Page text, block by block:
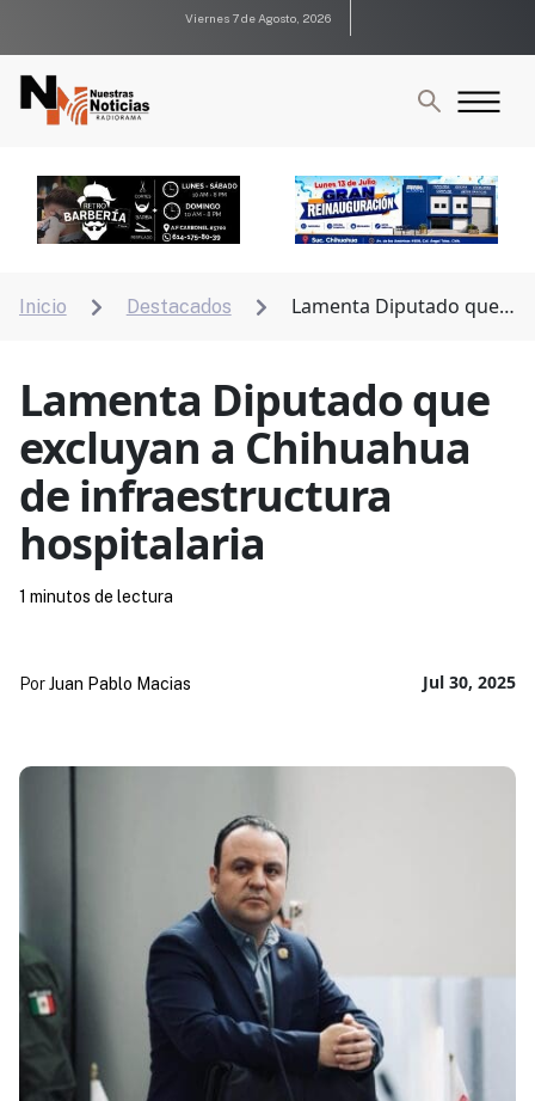
Viernes 7 de Agosto, 2026
Inicio  Destacados 
Lamenta Diputado que
Lamenta Diputado que
excluyan a Chihuahua
de infraestructura
hospitalaria
Jul 30, 2025
PorJuan Pablo Macias
1 minutos de lectura